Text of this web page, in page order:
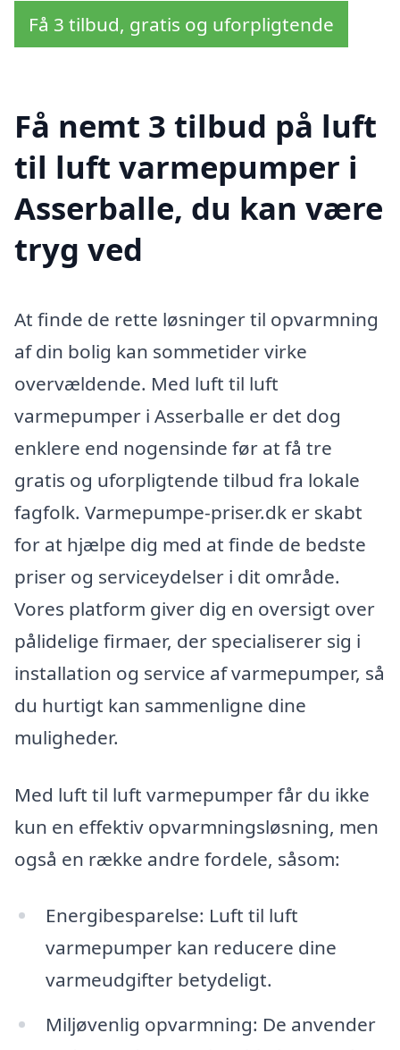
Få 3 tilbud, gratis og uforpligtende
Få nemt 3 tilbud på luft
til luft varmepumper i
Asserballe, du kan være
tryg ved
At finde de rette løsninger til opvarmning
af din bolig kan sommetider virke
overvældende. Med luft til luft
varmepumper i Asserballe er det dog
enklere end nogensinde før at få tre
gratis og uforpligtende tilbud fra lokale
fagfolk. Varmepumpe-priser.dk er skabt
for at hjælpe dig med at finde de bedste
priser og serviceydelser i dit område.
Vores platform giver dig en oversigt over
pålidelige firmaer, der specialiserer sig i
installation og service af varmepumper, så
du hurtigt kan sammenligne dine
muligheder.
Med luft til luft varmepumper får du ikke
kun en effektiv opvarmningsløsning, men
også en række andre fordele, såsom:
Energibesparelse: Luft til luft
varmepumper kan reducere dine
varmeudgifter betydeligt.
Miljøvenlig opvarmning: De anvender